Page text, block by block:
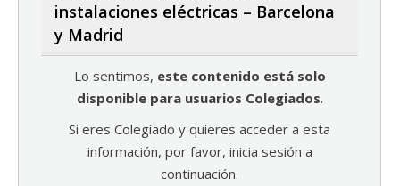
instalaciones eléctricas – Barcelona
y Madrid
Lo sentimos, este contenido está solo
disponible para usuarios Colegiados.
Si eres Colegiado y quieres acceder a esta
información, por favor, inicia sesión a
continuación.